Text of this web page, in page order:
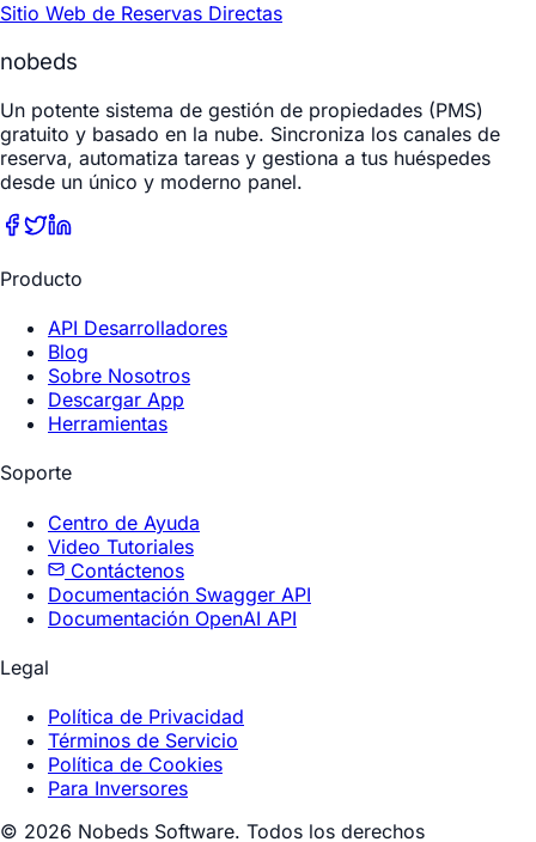
Sitio Web de Reservas Directas
nobeds
Un potente sistema de gestión de propiedades (PMS)
gratuito y basado en la nube. Sincroniza los canales de
reserva, automatiza tareas y gestiona a tus huéspedes
desde un único y moderno panel.
Producto
API Desarrolladores
Blog
Sobre Nosotros
Descargar App
Herramientas
Soporte
Centro de Ayuda
Video Tutoriales
Contáctenos
Documentación Swagger API
Documentación OpenAI API
Legal
Política de Privacidad
Términos de Servicio
Política de Cookies
Para Inversores
© 2026 Nobeds Software. Todos los derechos